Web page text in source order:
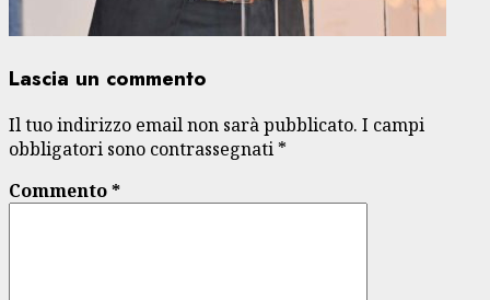
Lascia un commento
Il tuo indirizzo email non sarà pubblicato. I campi
obbligatori sono contrassegnati *
Commento*